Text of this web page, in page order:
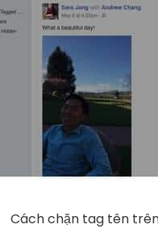
Cách chặn tag tên